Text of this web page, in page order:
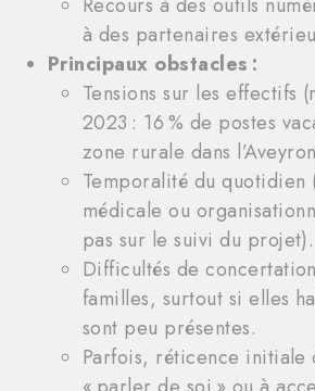
à des partenaires
Principaux obstacles :
Tensions sur les effectifs
2023 : 16 % de postes
zone rurale dans
Temporalité du quotidien
médicale ou
pas sur le suivi du projet).
Difficultés de
familles, surtout si elles
sont peu présentes.
Parfois, réticence initiale